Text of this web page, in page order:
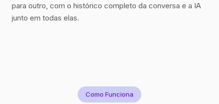
para outro, com o histórico completo da conversa e a IA
junto em todas elas.
Como Funciona